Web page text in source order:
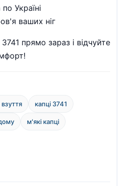
Україні
ваших ніг
прямо зараз і відчуйте
капці 3741
м'які капці